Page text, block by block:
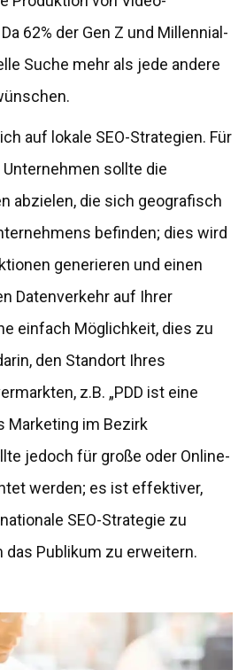
62% der Gen Z und Millennial-
Suche mehr als jede andere
auf lokale SEO-Strategien. Für
sollte die
abzielen, die sich geografisch
befinden; dies wird
generieren und einen
Datenverkehr auf Ihrer
einfach Möglichkeit, dies zu
den Standort Ihres
z.B. „PDD ist eine
Marketing im Bezirk
jedoch für große oder Online-
werden; es ist effektiver,
SEO-Strategie zu
das Publikum zu erweitern.